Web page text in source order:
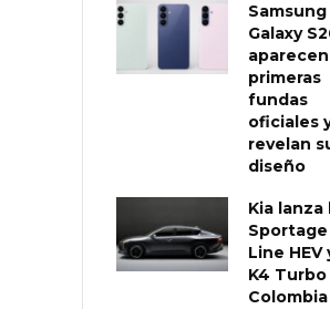
Samsung
Galaxy
primeras
fundas
oficiales
revelan
diseño
Kia lanza
Sportage
Line HEV
K4 Turbo
Colombia